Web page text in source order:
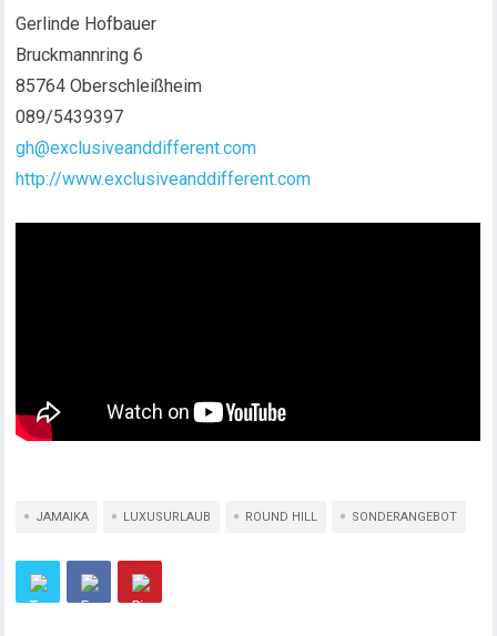
Gerlinde Hofbauer
Bruckmannring 6
85764 Oberschleißheim
089/5439397
gh@exclusiveanddifferent.com
http://www.exclusiveanddifferent.com
JAMAIKA LUXUSURLAUB ROUND HILL SONDERANGEBOT